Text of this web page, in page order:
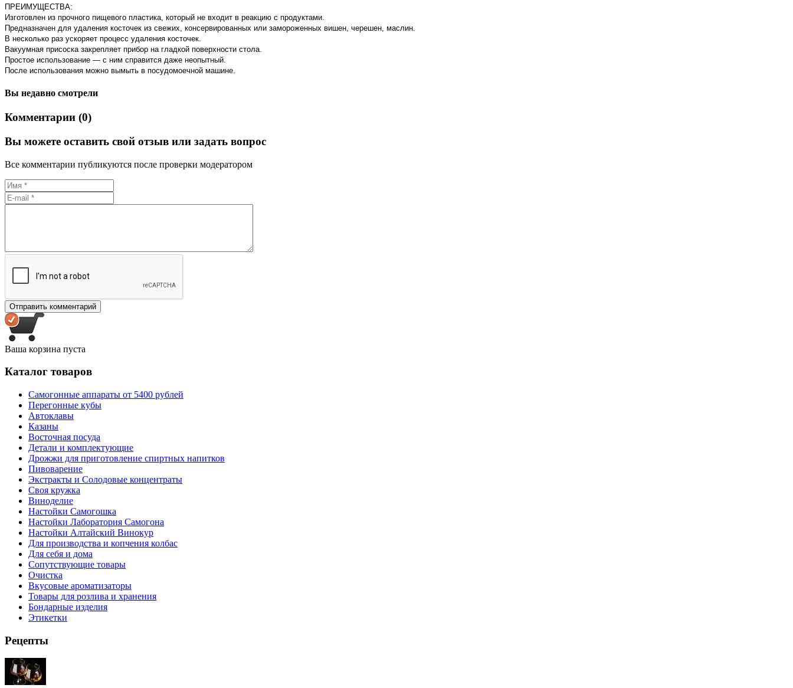
ПРЕИМУЩЕСТВА:
Изготовлен из прочного пищевого пластика, который не входит в реакцию с продуктами.
Предназначен для удаления косточек из свежих, консервированных или замороженных вишен, черешен, маслин.
В несколько раз ускоряет процесс удаления косточек.
Вакуумная присоска закрепляет прибор на гладкой поверхности стола.
Простое использование — с ним справится даже неопытный.
После использования можно вымыть в посудомоечной машине.
Вы недавно смотрели
Комментарии (0)
Вы можете оставить свой отзыв или задать вопрос
Все комментарии публикуются после проверки модератором
Ваша корзина пуста
Каталог товаров
Самогонные аппараты от 5400 рублей
Перегонные кубы
Автоклавы
Казаны
Восточная посуда
Детали и комплектующие
Дрожжи для приготовление спиртных напитков
Пивоварение
Экстракты и Солодовые концентраты
Своя кружка
Виноделие
Настойки Самогошка
Настойки Лаборатория Самогона
Настойки Алтайский Винокур
Для производства и копчения колбас
Для себя и дома
Сопутствующие товары
Очистка
Вкусовые ароматизаторы
Товары для розлива и хранения
Бондарные изделия
Этикетки
Рецепты